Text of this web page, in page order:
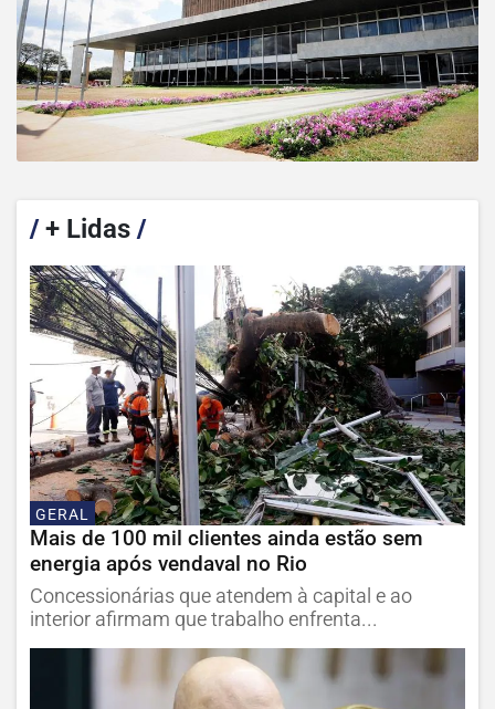
/+ Lidas /
GERAL
Mais de 100 mil clientes ainda estão sem
energia após vendaval no Rio
Concessionárias que atendem à capital e ao
interior afirmam que trabalho enfrenta...